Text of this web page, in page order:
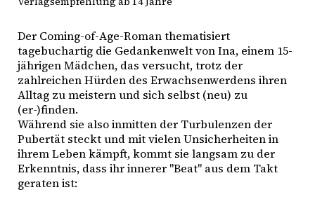
Der Coming-of-Age-Roman thematisiert
tagebuchartig die Gedankenwelt von Ina, einem 15-
jährigen Mädchen, das versucht, trotz der
zahlreichen Hürden des Erwachsenwerdens ihren
Alltag zu meistern und sich selbst (neu) zu
(er-)finden.
Während sie also inmitten der Turbulenzen der
Pubertät steckt und mit vielen Unsicherheiten in
ihrem Leben kämpft, kommt sie langsam zu der
Erkenntnis, dass ihr innerer "Beat" aus dem Takt
geraten ist: